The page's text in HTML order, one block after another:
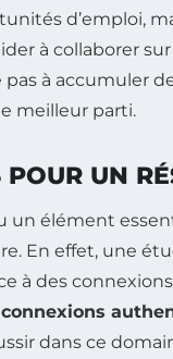
d’emploi,
à collaborer
à accumuler
meilleur parti.
POUR UN
un élément
En effet, une
à des
connexions
dans ce